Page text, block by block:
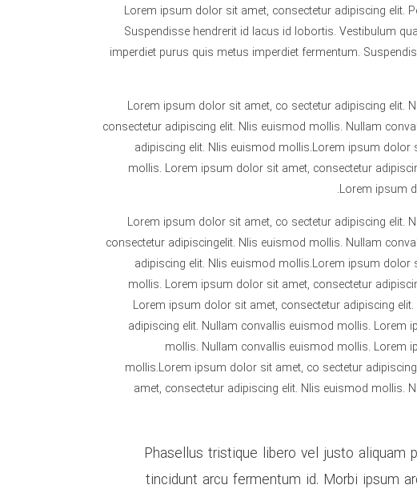
Lorem ipsum dolor sit amet, consectetur adipiscing elit.
Suspendisse hendrerit id lacus id lobortis. Vestibulum
imperdiet purus quis metus imperdiet fermentum.
Lorem ipsum dolor sit amet, co sectetur adipiscing
consectetur adipiscing elit. Nlis euismod mollis. Nullam
adipiscing elit. Nlis euismod mollis.Lorem ipsum
mollis. Lorem ipsum dolor sit amet, consectetur
Lorem ipsum
Lorem ipsum dolor sit amet, co sectetur adipiscing
consectetur adipiscingelit. Nlis euismod mollis. Nullam
adipiscing elit. Nlis euismod mollis.Lorem ipsum
mollis. Lorem ipsum dolor sit amet, consectetur
Lorem ipsum dolor sit amet, consectetur adipiscing
adipiscing elit. Nullam convallis euismod mollis. Lorem
mollis. Nullam convallis euismod mollis. Lorem
mollis.Lorem ipsum dolor sit amet, co sectetur
amet, consectetur adipiscing elit. Nlis euismod
Phasellus tristique libero vel justo
tincidunt arcu fermentum id. Morbi ipsum